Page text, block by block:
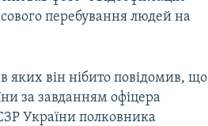
перебування людей на
яких він нібито повідомив, що
за завданням офіцера
України полковника